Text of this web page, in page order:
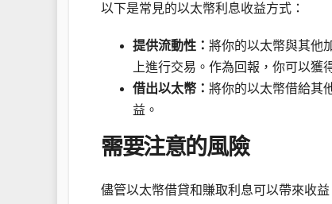
以下是常見的以太幣利息收益方式：
提供流動性： 將你的以太幣與其他
上進行交易。作為回報，你可以獲
借出以太幣： 將你的以太幣借給其
益。
需要注意的風險
儘管以太幣借貸和賺取利息可以帶來收